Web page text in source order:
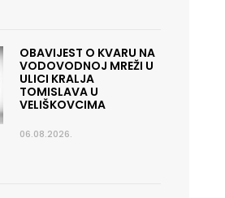
OBAVIJEST O KVARU NA
VODOVODNOJ MREŽI U
ULICI KRALJA
TOMISLAVA U
VELIŠKOVCIMA
06.08.2026.